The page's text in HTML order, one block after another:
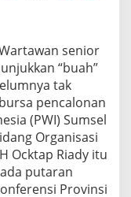
senior
“buah”
tak
pencalonan
(PWI) Sumsel
Organisasi
Ocktap Riady itu
putaran
Provinsi